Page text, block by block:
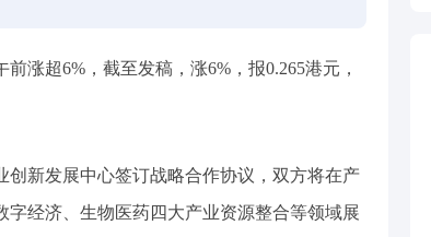
涨超6%，截至发稿，涨6%，报0.265港元，
新发展中心签订战略合作协议，双方将在产
经济、生物医药四大产业资源整合等领域展